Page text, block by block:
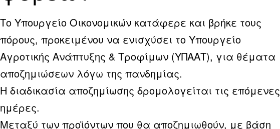
Το Υπουργείο Οικονομικών κατάφερε και βρήκε τους
πόρους, προκειμένου να ενισχύσει το Υπουργείο
Αγροτικής Ανάπτυξης & Τροφίμων (ΥΠΑΑΤ), για θέματα
αποζημιώσεων λόγω της πανδημίας.
Η διαδικασία αποζημίωσης δρομολογείται τις επόμενες
ημέρες.
Μεταξύ των προϊόντων που θα αποζημιωθούν, με βάση